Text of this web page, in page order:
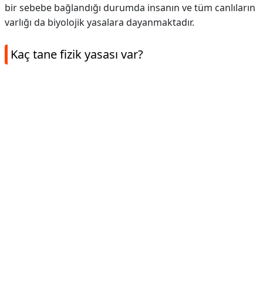
bir sebebe bağlandığı durumda insanın ve tüm canlıların
varlığı da biyolojik yasalara dayanmaktadır.
Kaç tane fizik yasası var?